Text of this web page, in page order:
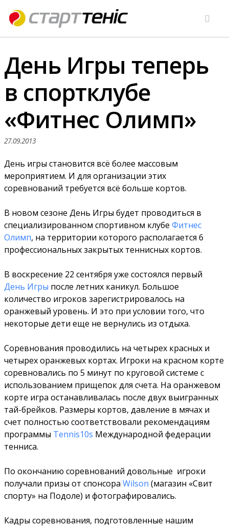
День Игры теперь
в спортклубе
«Фитнес Олимп»
27.09.2013
День игры становится всё более массовым
мероприятием. И для организации этих
соревнований требуется всё больше кортов.
В новом сезоне День Игры будет проводиться в
специализированном спортивном клубе Фитнес
Олимп, на территории которого располагается 6
профессиональных закрытых теннисных кортов.
В воскресение 22 сентября уже состоялся первый
День Игры после летних каникул. Большое
количество игроков зарегистрировалось на
оранжевый уровень. И это при условии того, что
некоторые дети еще не вернулись из отдыха.
Соревнования проводились на четырех красных и
четырех оранжевых кортах. Игроки на красном корте
соревновались по 5 минут по круговой системе с
использованием прищепок для счета. На оранжевом
корте игра останавливалась после двух выигранных
тай-брейков. Размеры кортов, давление в мячах и
счет полностью соответствовали рекомендациям
программы Tennis10s Международной федерации
тенниса.
По окончанию соревнований довольные игроки
получали призы от спонсора Wilson (магазин «Свит
спорту» на Подоле) и фотографировались.
Кадры соревнования, подготовленные нашим